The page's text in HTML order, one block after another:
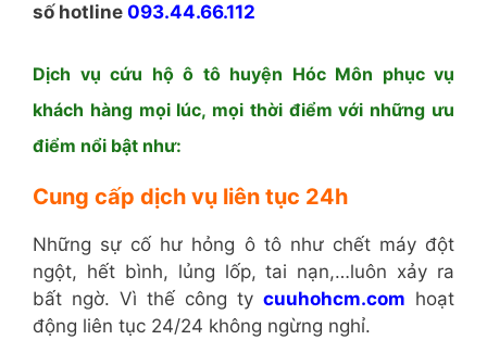
số hotline 093.44.66.112
Dịch vụ cứu hộ ô tô huyện Hóc Môn phục vụ
khách hàng mọi lúc, mọi thời điểm với những ưu
điểm nổi bật như:
Cung cấp dịch vụ liên tục 24h
Những sự cố hư hỏng ô tô như chết máy đột
ngột, hết bình, lủng lốp, tai nạn,…luôn xảy ra
bất ngờ. Vì thế công ty cuuhohcm.com hoạt
động liên tục 24/24 không ngừng nghỉ.